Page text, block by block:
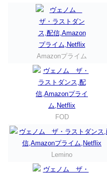
Amazonプライム
FOD
Lemino